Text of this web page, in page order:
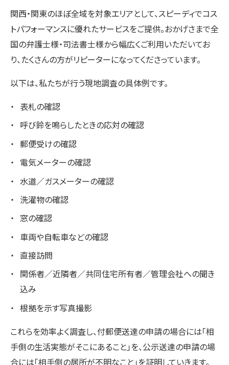
関西・関東のほぼ全域を対象エリアとして、スピーディでコス
トパフォーマンスに優れたサービスをご提供。おかげさまで全
国の弁護士様・司法書士様から幅広くご利用いただいてお
り、たくさんの方がリピーターになってくださっています。
以下は、私たちが行う現地調査の具体例です。
表札の確認
呼び鈴を鳴らしたときの応対の確認
郵便受けの確認
電気メーターの確認
水道／ガスメーターの確認
洗濯物の確認
窓の確認
車両や自転車などの確認
直接訪問
関係者／近隣者／共同住宅所有者／管理会社への聞き
込み
根拠を示す写真撮影
これらを効率よく調査し、付郵便送達の申請の場合には「相
手側の生活実態がそこにあること」を、公示送達の申請の場
合には「相手側の居所が不明なこと」を証明していきます。